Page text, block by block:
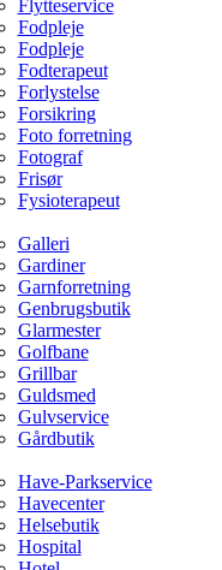
Flytteservice
Fodpleje
Fodpleje
Fodterapeut
Forlystelse
Forsikring
Foto forretning
Fotograf
Frisør
Fysioterapeut
Galleri
Gardiner
Garnforretning
Genbrugsbutik
Glarmester
Golfbane
Grillbar
Guldsmed
Gulvservice
Gårdbutik
Have-Parkservice
Havecenter
Helsebutik
Hospital